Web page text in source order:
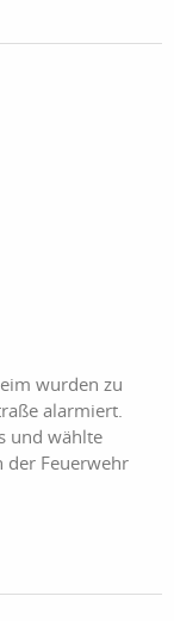
wurden zu
alarmiert.
und wählte
der Feuerwehr